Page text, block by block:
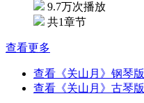
9.7万次播放
共1章节
查看更多
查看《关山月》钢琴版
查看《关山月》古琴版